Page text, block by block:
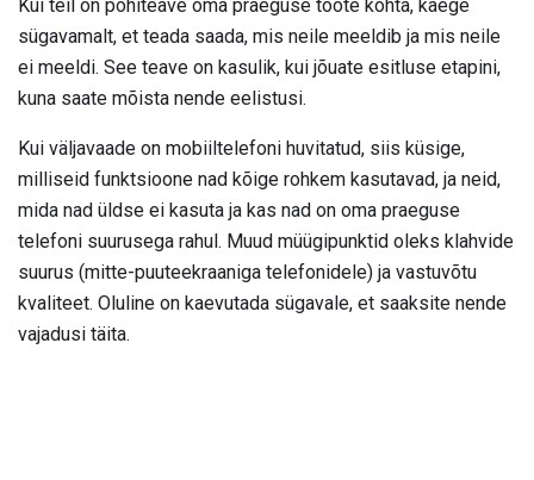
Kui teil on põhiteave oma praeguse toote kohta, kaege
sügavamalt, et teada saada, mis neile meeldib ja mis neile
ei meeldi. See teave on kasulik, kui jõuate esitluse etapini,
kuna saate mõista nende eelistusi.
Kui väljavaade on mobiiltelefoni huvitatud, siis küsige,
milliseid funktsioone nad kõige rohkem kasutavad, ja neid,
mida nad üldse ei kasuta ja kas nad on oma praeguse
telefoni suurusega rahul. Muud müügipunktid oleks klahvide
suurus (mitte-puuteekraaniga telefonidele) ja vastuvõtu
kvaliteet. Oluline on kaevutada sügavale, et saaksite nende
vajadusi täita.